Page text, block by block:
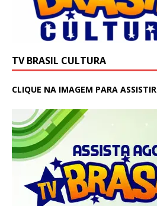
TV BRASIL CULTURA
CLIQUE NA IMAGEM PARA ASSISTIR